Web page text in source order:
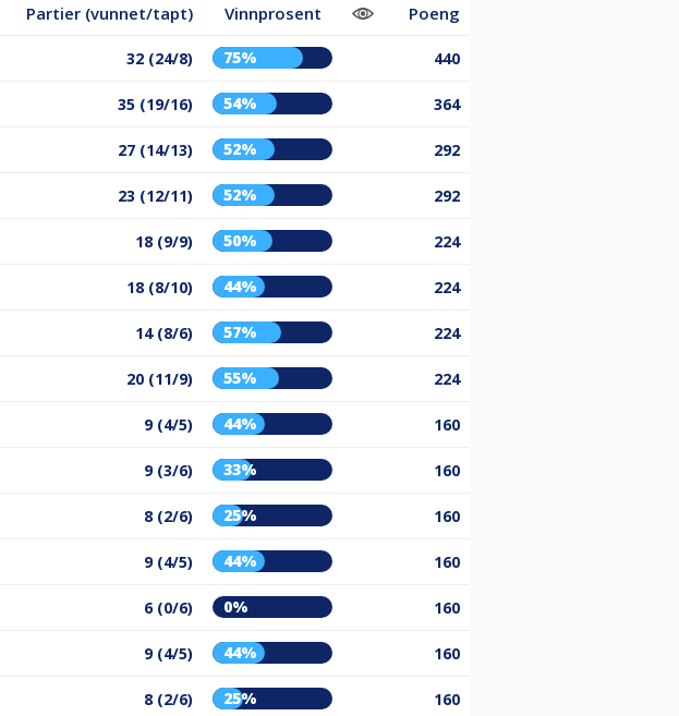
Partier (vunnet/tapt) Vinnprosent Poeng
32 (24/8) 75% 440
35 (19/16) 54% 364
27 (14/13) 52% 292
23 (12/11) 52% 292
18 (9/9) 50% 224
18 (8/10) 44% 224
14 (8/6) 57% 224
20 (11/9) 55% 224
9 (4/5) 44% 160
9 (3/6) 33% 160
8 (2/6) 25% 160
9 (4/5) 44% 160
6 (0/6) 0% 160
9 (4/5) 44% 160
8 (2/6) 25% 160